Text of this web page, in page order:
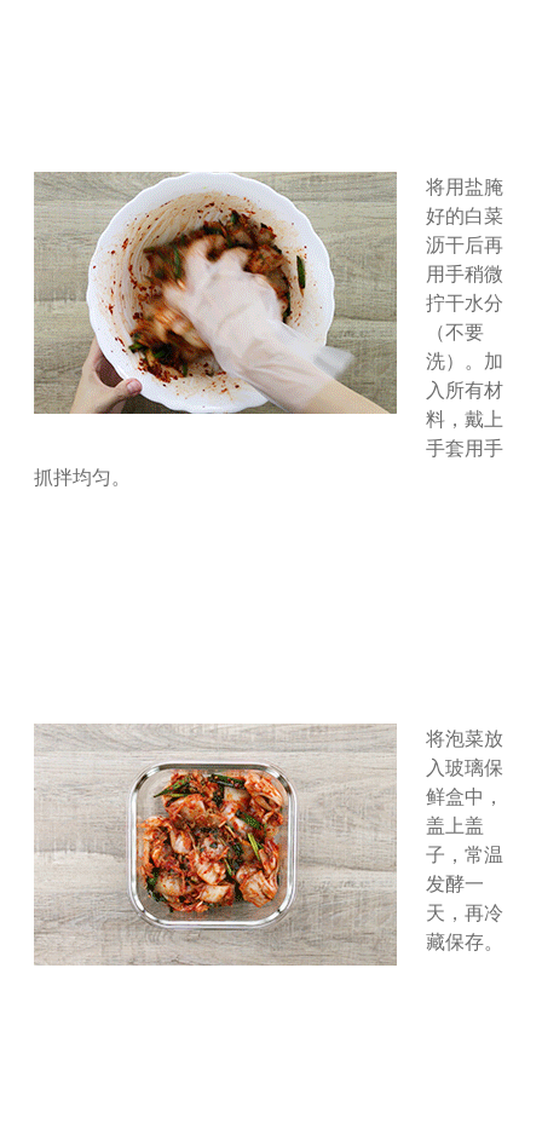
将用盐腌
好的白菜
沥干后再
用手稍微
拧干水分
（不要
洗）。加
入所有材
料，戴上
手套用手
抓拌均匀。
将泡菜放
入玻璃保
鲜盒中，
盖上盖
子，常温
发酵一
天，再冷
藏保存。